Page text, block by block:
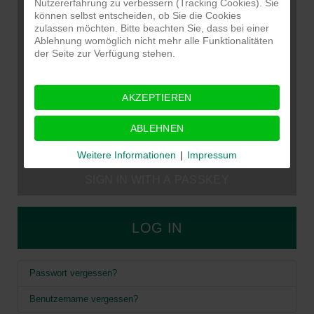
LOG IN
Passwort vergessen?
Benutzername vergessen?
Nutzererfahrung zu verbessern (Tracking Cookies). Sie
können selbst entscheiden, ob Sie die Cookies
zulassen möchten. Bitte beachten Sie, dass bei einer
Ablehnung womöglich nicht mehr alle Funktionalitäten
der Seite zur Verfügung stehen.
AKZEPTIEREN
ABLEHNEN
Weitere Informationen | Impressum